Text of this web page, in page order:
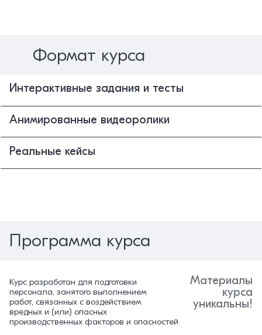
Формат курса
Интерактивные задания и тесты
Анимированные видеоролики
Реальные кейсы
Программа курса
Материалы
курса
уникальны!
Курс разработан для подготовки
персонала, занятого выполнением
работ, связанных с воздействием
вредных и (или) опасных
производственных факторов и опасностей